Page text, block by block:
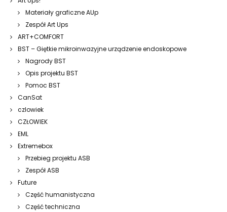
Materiały graficzne AUp
Zespół Art Ups
ART+COMFORT
BST – Giętkie mikroinwazyjne urządzenie endoskopowe
Nagrody BST
Opis projektu BST
Pomoc BST
CanSat
czlowiek
CZŁOWIEK
EML
Extremebox
Przebieg projektu ASB
Zespół ASB
Future
Część humanistyczna
Część techniczna